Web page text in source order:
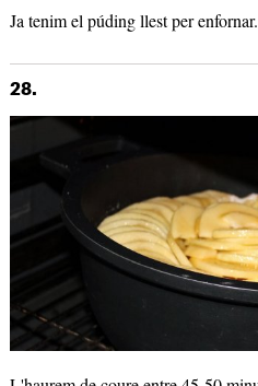
Ja tenim el púding llest per enfornar.
28.